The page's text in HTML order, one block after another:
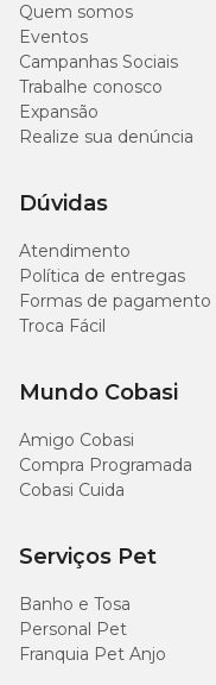
Quem somos
Eventos
Campanhas Sociais
Trabalhe conosco
Expansão
Realize sua denúncia
Dúvidas
Atendimento
Política de entregas
Formas de pagamento
Troca Fácil
Mundo Cobasi
Amigo Cobasi
Compra Programada
Cobasi Cuida
Serviços Pet
Banho e Tosa
Personal Pet
Franquia Pet Anjo